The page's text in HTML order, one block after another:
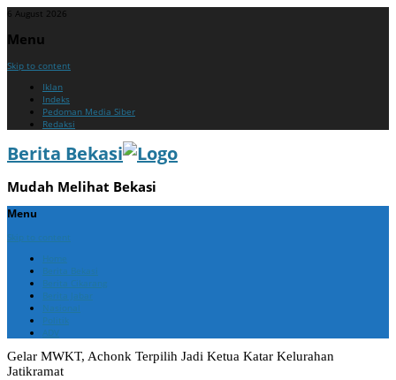
6 August 2026
Menu
Skip to content
Iklan
Indeks
Pedoman Media Siber
Redaksi
Berita Bekasi
Mudah Melihat Bekasi
Menu
Skip to content
Home
Berita Bekasi
Berita Cikarang
Berita Jabar
Nasional
Politik
ADV
Gelar MWKT, Achonk Terpilih Jadi Ketua Katar Kelurahan
Jatikramat